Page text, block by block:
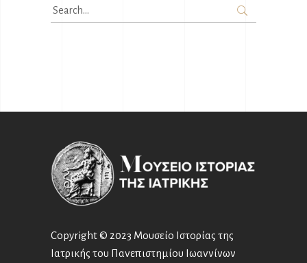
Search
for:
Copyright © 2023 Μουσείο Ιστορίας της
Ιατρικής του Πανεπιστημίου Ιωαννίνων